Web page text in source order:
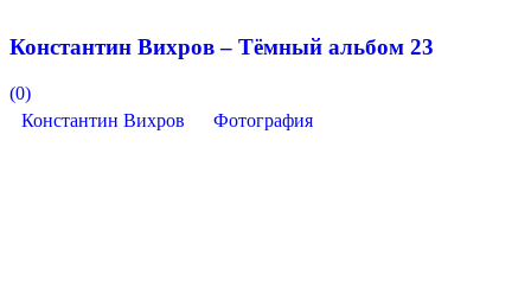
Константин Вихров – Тёмный альбом 23
(0)
Константин Вихров
Фотография